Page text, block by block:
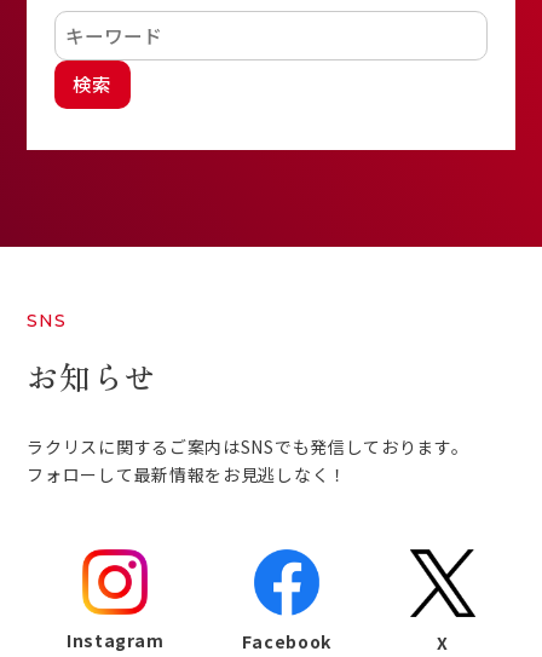
検索
SNS
お知らせ
ラクリスに関するご案内はSNSでも発信しております。
フォローして最新情報をお見逃しなく！
Instagram Facebook X